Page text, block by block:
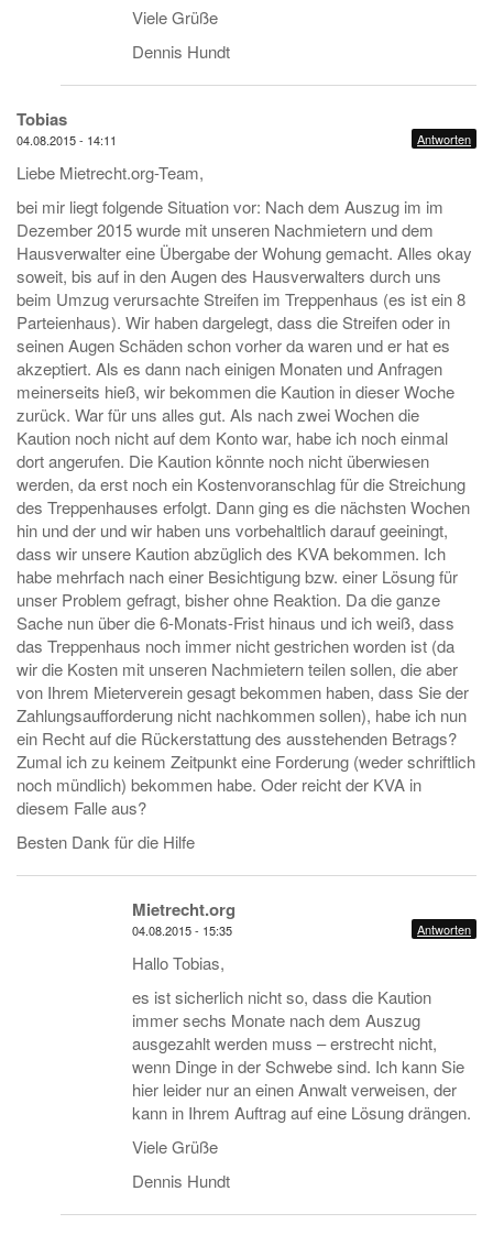
Viele Grüße
Dennis Hundt
Tobias
04.08.2015 - 14:11 Antworten
Liebe Mietrecht.org-Team,
bei mir liegt folgende Situation vor: Nach dem Auszug im im
Dezember 2015 wurde mit unseren Nachmietern und dem
Hausverwalter eine Übergabe der Wohung gemacht. Alles okay
soweit, bis auf in den Augen des Hausverwalters durch uns
beim Umzug verursachte Streifen im Treppenhaus (es ist ein 8
Parteienhaus). Wir haben dargelegt, dass die Streifen oder in
seinen Augen Schäden schon vorher da waren und er hat es
akzeptiert. Als es dann nach einigen Monaten und Anfragen
meinerseits hieß, wir bekommen die Kaution in dieser Woche
zurück. War für uns alles gut. Als nach zwei Wochen die
Kaution noch nicht auf dem Konto war, habe ich noch einmal
dort angerufen. Die Kaution könnte noch nicht überwiesen
werden, da erst noch ein Kostenvoranschlag für die Streichung
des Treppenhauses erfolgt. Dann ging es die nächsten Wochen
hin und der und wir haben uns vorbehaltlich darauf geeiningt,
dass wir unsere Kaution abzüglich des KVA bekommen. Ich
habe mehrfach nach einer Besichtigung bzw. einer Lösung für
unser Problem gefragt, bisher ohne Reaktion. Da die ganze
Sache nun über die 6-Monats-Frist hinaus und ich weiß, dass
das Treppenhaus noch immer nicht gestrichen worden ist (da
wir die Kosten mit unseren Nachmietern teilen sollen, die aber
von Ihrem Mieterverein gesagt bekommen haben, dass Sie der
Zahlungsaufforderung nicht nachkommen sollen), habe ich nun
ein Recht auf die Rückerstattung des ausstehenden Betrags?
Zumal ich zu keinem Zeitpunkt eine Forderung (weder schriftlich
noch mündlich) bekommen habe. Oder reicht der KVA in
diesem Falle aus?
Besten Dank für die Hilfe
Mietrecht.org
04.08.2015 - 15:35 Antworten
Hallo Tobias,
es ist sicherlich nicht so, dass die Kaution
immer sechs Monate nach dem Auszug
ausgezahlt werden muss – erstrecht nicht,
wenn Dinge in der Schwebe sind. Ich kann Sie
hier leider nur an einen Anwalt verweisen, der
kann in Ihrem Auftrag auf eine Lösung drängen.
Viele Grüße
Dennis Hundt